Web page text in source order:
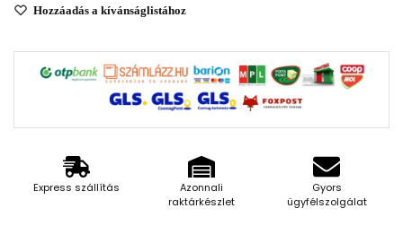
Hozzáadás a kívánságlistához
Express szállítás
Azonnali
raktárkészlet
Gyors
ügyfélszolgálat